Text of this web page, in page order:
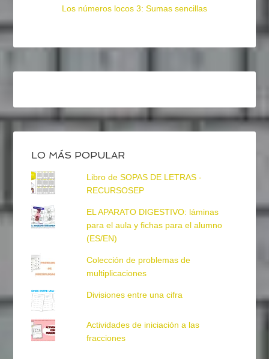
Los números locos 3: Sumas sencillas
LO MÁS POPULAR
Libro de SOPAS DE LETRAS -
RECURSOSEP
EL APARATO DIGESTIVO: láminas
para el aula y fichas para el alumno
(ES/EN)
Colección de problemas de
multiplicaciones
Divisiones entre una cifra
Actividades de iniciación a las
fracciones